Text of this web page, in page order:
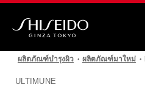
ข้าม
เซ
โด้ผลิตภัณฑ์บำรุงผิว ผลิตภัณฑ์มาใหม่
ULTIMUNE